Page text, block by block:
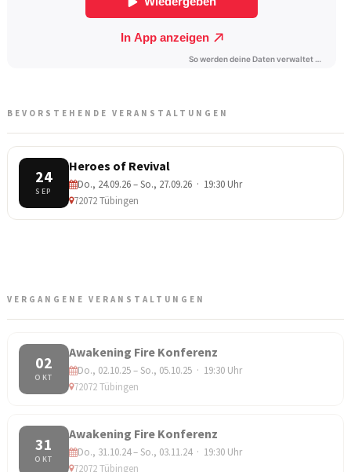
BEVORSTEHENDE VERANSTALTUNGEN
24
SEP
Heroes of Revival
Do., 24.09.26 – So., 27.09.26 · 19:30 Uhr
72072 Tübingen
VERGANGENE VERANSTALTUNGEN
02
OKT
Awakening Fire Konferenz
Do., 02.10.25 – So., 05.10.25 · 19:30 Uhr
72072 Tübingen
31
OKT
Awakening Fire Konferenz
Do., 31.10.24 – So., 03.11.24 · 19:30 Uhr
72072 Tübingen